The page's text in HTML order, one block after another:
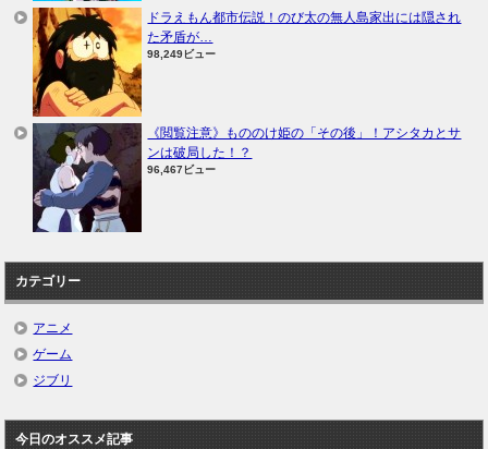
ドラえもん都市伝説！のび太の無人島家出には隠され
た矛盾が…
98,249ビュー
《閲覧注意》もののけ姫の「その後」！アシタカとサ
ンは破局した！？
96,467ビュー
カテゴリー
アニメ
ゲーム
ジブリ
今日のオススメ記事